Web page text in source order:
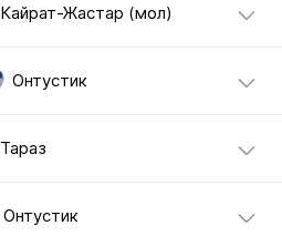
Кайрат-Жастар (мол)
Онтустик
Тараз
Онтустик